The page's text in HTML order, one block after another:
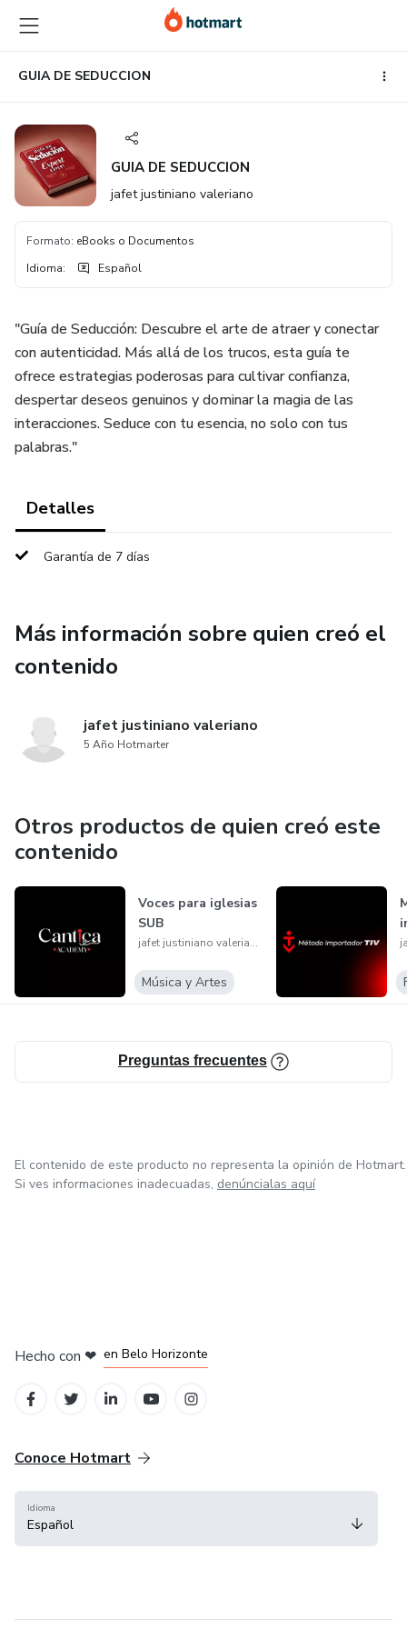
contenido
principal
la
página
de
pie
página
GUIA DE SEDUCCION
GUIA DE SEDUCCION
jafet justiniano valeriano
Formato: eBooks o Documentos
Idioma: Español
"Guía de Seducción: Descubre el arte de atraer y conectar
con autenticidad. Más allá de los trucos, esta guía te
ofrece estrategias poderosas para cultivar confianza,
despertar deseos genuinos y dominar la magia de las
interacciones. Seduce con tu esencia, no solo con tus
palabras."
Detalles
Garantía de 7 días
Más información sobre quien creó el
contenido
jafet justiniano valeriano
5 Año Hotmarter
Otros productos de quien creó este
contenido
Voces para iglesias
SUB
jafet justiniano valeriano
Música y Artes
Preguntas frecuentes
El contenido de este producto no representa la opinión de Hotmart.
Si ves informaciones inadecuadas, denúncialas aquí
Hecho con ❤ en Belo Horizonte
Conoce Hotmart
Idioma
Español